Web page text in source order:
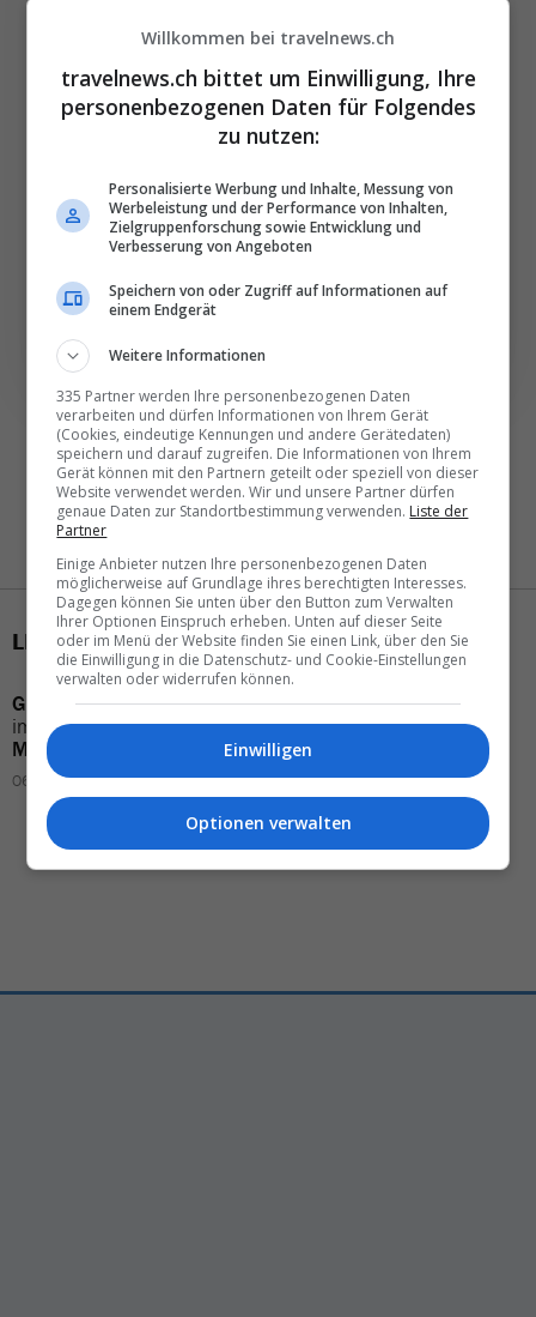
Die wichtigsten und
besten News direkt in
Ihr E‑Mail-Postfach
Täglich oder wöchentlich, mit mehr Insights oder
weniger. Bei Travel­news haben Sie die Wahl.
NEWSLETTER ENTDECKEN
LETZTE MELDUNGEN
GrecotelverstärktVertrieb
im
deutschsprachigen
Markt
06.08.2026 – 07:03
Aviareps Switzerland
verkleinert seinTeam
04.08.2026 – 10:20
Willkommen bei travelnews.ch
travelnews.ch bittet um Einwilligung, Ihre
personenbezogenen Daten für Folgendes
zu nutzen:
Personalisierte Werbung und Inhalte, Messung von
Werbeleistung und der Performance von Inhalten,
Zielgruppenforschung sowie Entwicklung und
Verbesserung von Angeboten
Speichern von oder Zugriff auf Informationen auf
einem Endgerät
Weitere Informationen
335 Partner werden Ihre personenbezogenen Daten
verarbeiten und dürfen Informationen von Ihrem Gerät
(Cookies, eindeutige Kennungen und andere Gerätedaten)
speichern und darauf zugreifen. Die Informationen von Ihrem
Gerät können mit den Partnern geteilt oder speziell von dieser
Website verwendet werden. Wir und unsere Partner dürfen
genaue Daten zur Standortbestimmung verwenden. Liste der
Partner
Einige Anbieter nutzen Ihre personenbezogenen Daten
möglicherweise auf Grundlage ihres berechtigten Interesses.
Dagegen können Sie unten über den Button zum Verwalten
Ihrer Optionen Einspruch erheben. Unten auf dieser Seite
oder im Menü der Website finden Sie einen Link, über den Sie
die Einwilligung in die Datenschutz- und Cookie-Einstellungen
verwalten oder widerrufen können.
Einwilligen
Optionen verwalten